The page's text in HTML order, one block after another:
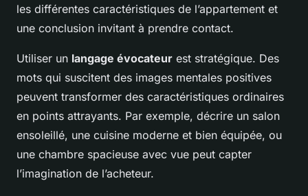
les différentes caractéristiques de l’appartement et
une conclusion invitant à prendre contact.
Utiliser un langage évocateur est stratégique. Des
mots qui suscitent des images mentales positives
peuvent transformer des caractéristiques ordinaires
en points attrayants. Par exemple, décrire un salon
ensoleillé, une cuisine moderne et bien équipée, ou
une chambre spacieuse avec vue peut capter
l’imagination de l’acheteur.